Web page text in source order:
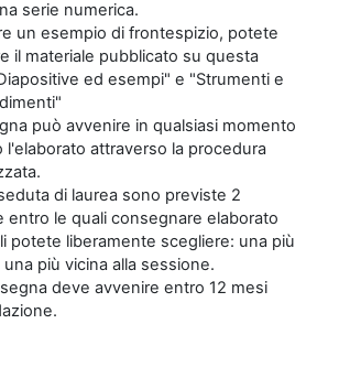
serie numerica.
un esempio di frontespizio, potete
il materiale pubblicato su questa
ed esempi" e "Strumenti e
può avvenire in qualsiasi momento
l'elaborato attraverso la procedura
di laurea sono previste 2
entro le quali consegnare elaborato
potete liberamente scegliere: una più
più vicina alla sessione.
deve avvenire entro 12 mesi